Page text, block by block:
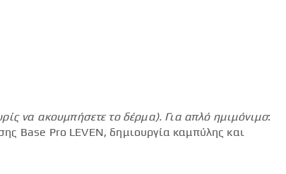
να ακουμπήσετε το δέρμα). Για απλό ημιμόνιμο:
Base Pro LEVEN, δημιουργία καμπύλης και